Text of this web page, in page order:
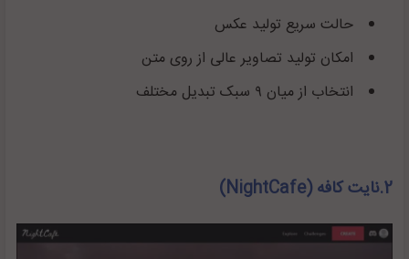
حالت سریع تولید عکس
امکان تولید تصاویر عالی از روی متن
انتخاب از میان ۹ سبک تبدیل مختلف
2.نایت کافه (NightCafe)